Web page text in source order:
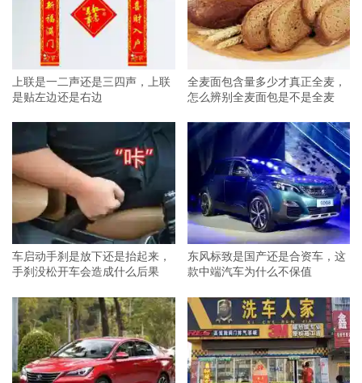
上联是一二声还是三四声，上联
是贴左边还是右边
全麦面包含量多少才真正全麦，
怎么辨别全麦面包是不是全麦
车启动手刹是放下还是抬起来，
手刹没松开车会造成什么后果
东风标致是国产还是合资车，这
款中端汽车为什么不保值